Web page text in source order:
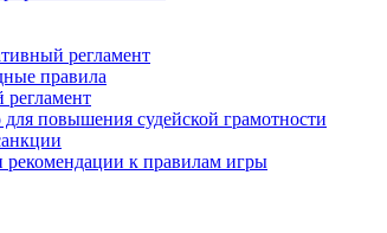
регламент
правила
для повышения судейской грамотности
рекомендации к правилам игры